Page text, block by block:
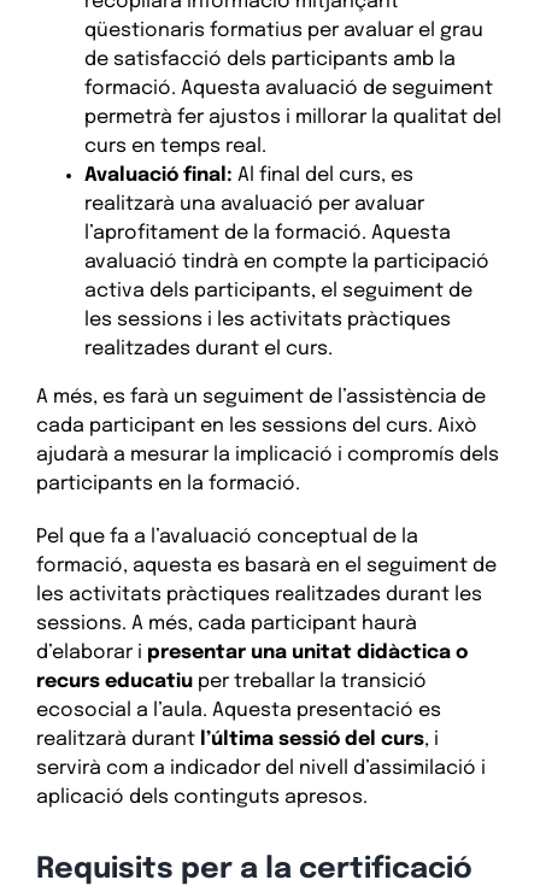
qüestionaris formatius per avaluar el grau
de satisfacció dels participants amb la
formació. Aquesta avaluació de seguiment
permetrà fer ajustos i millorar la qualitat del
curs en temps real.
Avaluació final: Al final del curs, es
realitzarà una avaluació per avaluar
l’aprofitament de la formació. Aquesta
avaluació tindrà en compte la participació
activa dels participants, el seguiment de
les sessions i les activitats pràctiques
realitzades durant el curs.
A més, es farà un seguiment de l’assistència de
cada participant en les sessions del curs. Això
ajudarà a mesurar la implicació i compromís dels
participants en la formació.
Pel que fa a l’avaluació conceptual de la
formació, aquesta es basarà en el seguiment de
les activitats pràctiques realitzades durant les
sessions. A més, cada participant haurà
d’elaborar i presentar una unitat didàctica o
recurs educatiuper treballar la transició
ecosocial a l’aula. Aquesta presentació es
realitzarà durant l’última sessió del curs, i
servirà com a indicador del nivell d’assimilació i
aplicació dels continguts apresos.
Requisits per a la certificació